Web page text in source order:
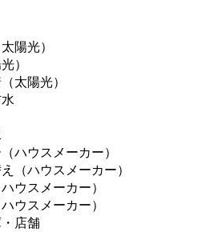
陽光）
）
太陽光）
ハウスメーカー）
（ハウスメーカー）
ウスメーカー）
ウスメーカー）
店舗